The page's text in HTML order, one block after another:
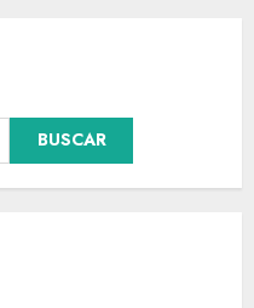
BUSCAR
presidentes bajo